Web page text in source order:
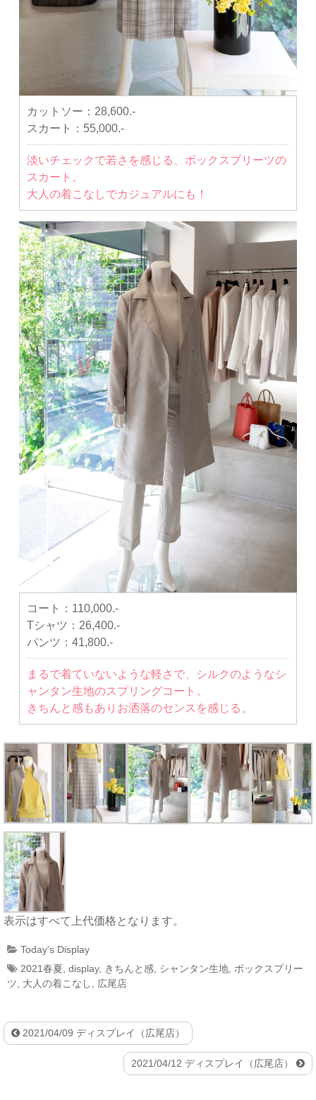
カットソー： 28,600.-
スカート： 55,000.-
淡いチェックで若さを感じる、ボックスプリーツの
スカート。
大人の着こなしでカジュアルにも！
コート： 110,000.-
Tシャツ： 26,400.-
パンツ： 41,800.-
まるで着ていないような軽さで、シルクのようなシ
ャンタン生地のスプリングコート。
きちんと感もありお洒落のセンスを感じる。
表示はすべて上代価格となります。
Today's Display
2021春夏 display, きちんと感 シャンタン生地 ボックスプリー
ツ
大人の着こなし 広尾店
2021/04/09 ディスプレイ（広尾店）
2021/04/12 ディスプレイ（広尾店）